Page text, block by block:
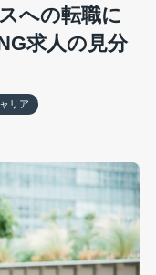
への転職に
求人の見分
リア